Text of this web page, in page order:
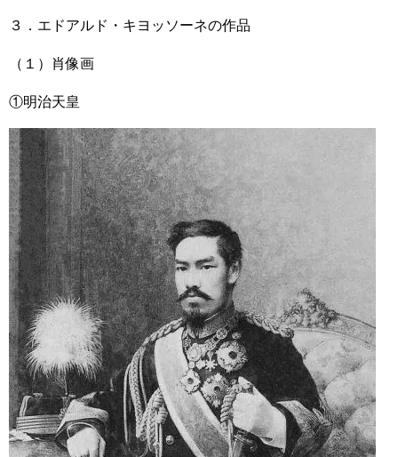
３．エドアルド・キヨッソーネの作品
（１）肖像画
①明治天皇